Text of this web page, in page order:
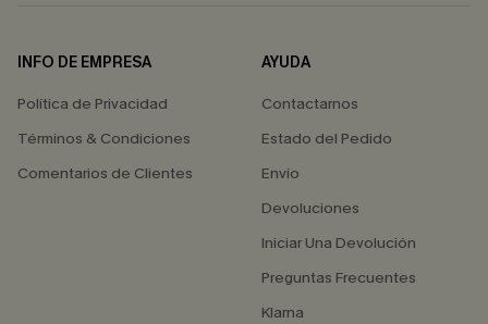
INFO DE EMPRESA
Política de Privacidad
Términos & Condiciones
Comentarios de Clientes
AYUDA
Contactarnos
Estado del Pedido
Envío
Devoluciones
Iniciar Una Devolución
Preguntas Frecuentes
Klarna